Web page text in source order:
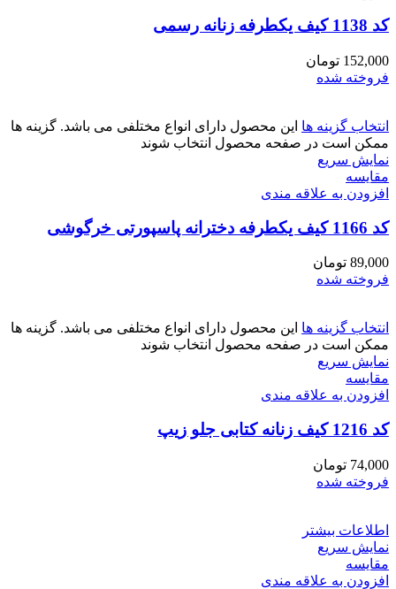
کد 1138 کیف یکطرفه زنانه رسمی
152,000 تومان
فروخته شده
انتخاب گزینه ها این محصول دارای انواع مختلفی می باشد. گزینه ها
ممکن است در صفحه محصول انتخاب شوند
نمایش سریع
مقايسه
افزودن به علاقه مندی
کد 1166 کیف یکطرفه دخترانه پاسپورتی خرگوشی
89,000 تومان
فروخته شده
انتخاب گزینه ها این محصول دارای انواع مختلفی می باشد. گزینه ها
ممکن است در صفحه محصول انتخاب شوند
نمایش سریع
مقايسه
افزودن به علاقه مندی
کد 1216 کیف زنانه کتابی جلو زیپ
74,000 تومان
فروخته شده
اطلاعات بیشتر
نمایش سریع
مقايسه
افزودن به علاقه مندی